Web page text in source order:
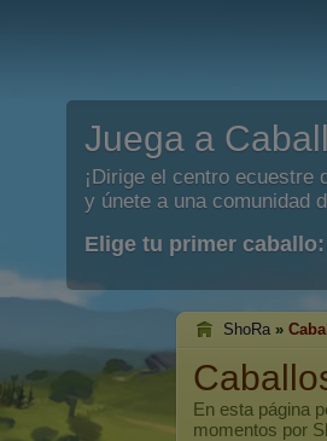
Juega a
¡Dirige el centro ecuestre
y únete a una comunidad
Elige tu primer caballo:
ShoRa »
En esta página
momentos por